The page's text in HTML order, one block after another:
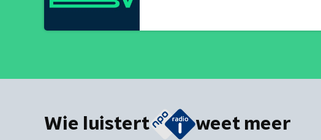
Wie luistert weet meer